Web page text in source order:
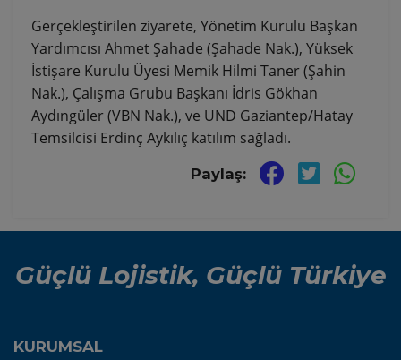
Gerçekleştirilen ziyarete, Yönetim Kurulu Başkan
Yardımcısı Ahmet Şahade (Şahade Nak.), Yüksek
İstişare Kurulu Üyesi Memik Hilmi Taner (Şahin
Nak.), Çalışma Grubu Başkanı İdris Gökhan
Aydıngüler (VBN Nak.), ve UND Gaziantep/Hatay
Temsilcisi Erdinç Aykılıç katılım sağladı.
Paylaş:
Güçlü Lojistik, Güçlü Türkiye
KURUMSAL